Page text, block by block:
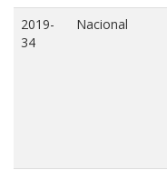
2019-
34
Nacional